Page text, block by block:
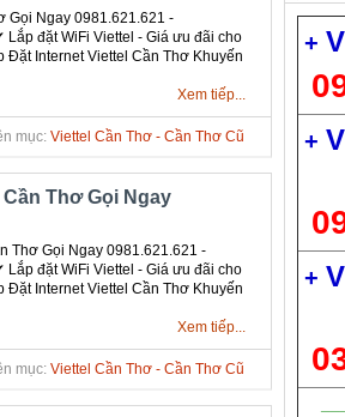
Ngay 0981.621.621 -
đặt WiFi Viettel - Giá ưu đãi cho
Đặt Internet Viettel Cần Thơ Khuyến
Xem tiếp...
mục: Viettel Cần Thơ - Cần Thơ Cũ
Thơ Gọi Ngay
Thơ Gọi Ngay 0981.621.621 -
đặt WiFi Viettel - Giá ưu đãi cho
Đặt Internet Viettel Cần Thơ Khuyến
Xem tiếp...
mục: Viettel Cần Thơ - Cần Thơ Cũ
+
+
+